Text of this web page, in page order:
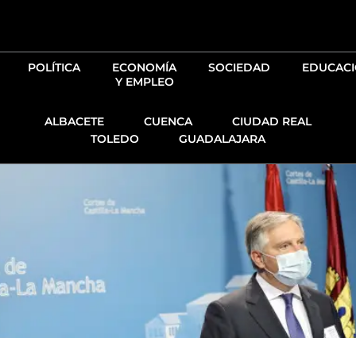
POLÍTICA
ECONOMÍA
Y EMPLEO
SOCIEDAD
ALBACETE CUENCA
CIUDAD REAL
TOLEDO
GUADALAJARA